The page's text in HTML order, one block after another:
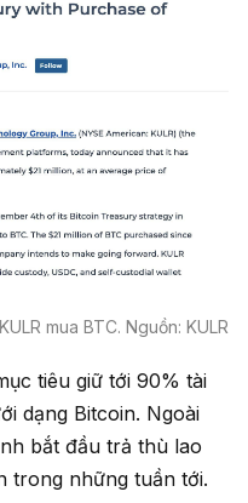
mua BTC. Nguồn: KULR
tiêu giữ tới 90% tài
dạng Bitcoin. Ngoài
bắt đầu trả thù lao
trong những tuần tới.